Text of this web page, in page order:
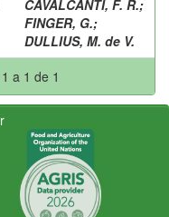
CAVALCANTI, F. R.;
FINGER, G.;
DULLIUS, M. de V.
a 1 de 1